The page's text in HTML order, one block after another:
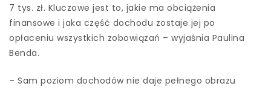
7 tys. zł. Kluczowe jest to, jakie ma obciążenia
finansowe i jaka część dochodu zostaje jej po
opłaceniu wszystkich zobowiązań – wyjaśnia Paulina
Benda.
– Sam poziom dochodów nie daje pełnego obrazu